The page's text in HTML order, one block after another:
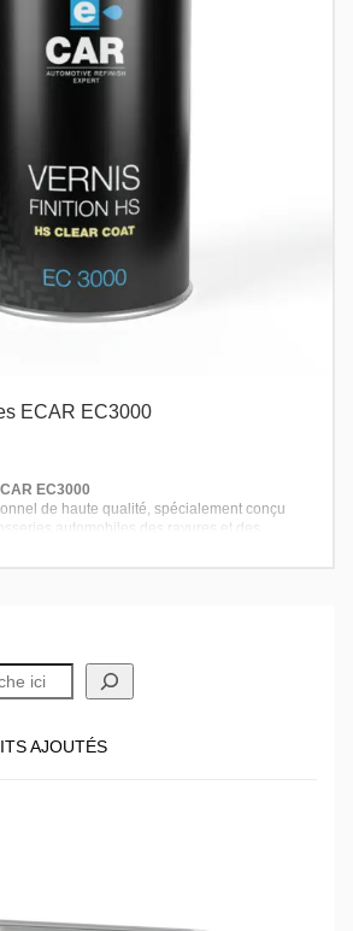
ECAR EC3000
EC3000
de haute qualité, spécialement conçu
automobiles des rayures et des
AJOUTÉS